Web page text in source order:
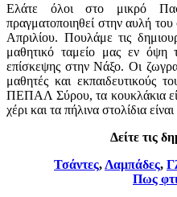
Ελάτε όλοι στο μικρό
πραγματοποιηθεί στην αυλή
Απριλίου. Πουλάμε τις
μαθητικό ταμείο μας εν όψη
επίσκεψης στην Νάξο. Οι
μαθητές και εκπαιδευτικούς
ΠΕΠΑΛ Σύρου, τα κουκλάκια
χέρι και τα πήλινα στολίδια
Δείτε τις
Τσάντες, Λαμπάδες,
Πως